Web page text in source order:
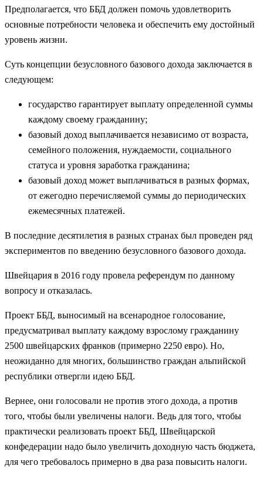
Предполагается, что ББД должен помочь удовлетворить
основные потребности человека и обеспечить ему достойный
уровень жизни.
Суть концепции безусловного базового дохода заключается в
следующем:
государство гарантирует выплату определенной суммы
каждому своему гражданину;
базовый доход выплачивается независимо от возраста,
семейного положения, нуждаемости, социального
статуса и уровня заработка гражданина;
базовый доход может выплачиваться в разных формах,
от ежегодно перечисляемой суммы до периодических
ежемесячных платежей.
В последние десятилетия в разных странах был проведен ряд
экспериментов по введению безусловного базового дохода.
Швейцария в 2016 году провела референдум по данному
вопросу и отказалась.
Проект ББД, выносимый на всенародное голосование,
предусматривал выплату каждому взрослому гражданину
2500 швейцарских франков (примерно 2250 евро). Но,
неожиданно для многих, большинство граждан альпийской
республики отвергли идею ББД.
Вернее, они голосовали не против этого дохода, а против
того, чтобы были увеличены налоги. Ведь для того, чтобы
практически реализовать проект ББД, Швейцарской
конфедерации надо было увеличить доходную часть бюджета,
для чего требовалось примерно в два раза повысить налоги.